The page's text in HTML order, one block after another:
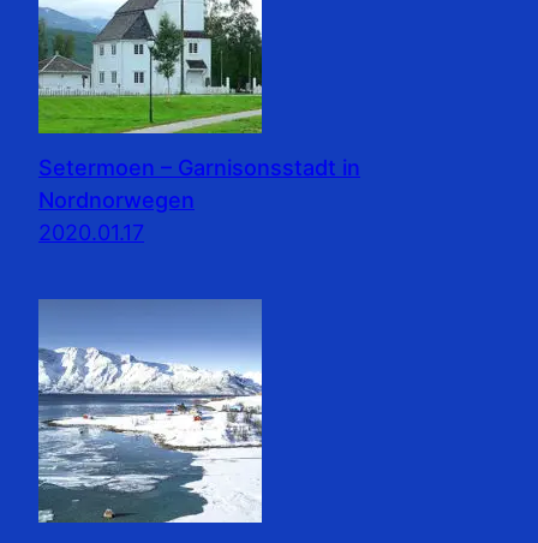
Setermoen – Garnisonsstadt in
Nordnorwegen
2020.01.17